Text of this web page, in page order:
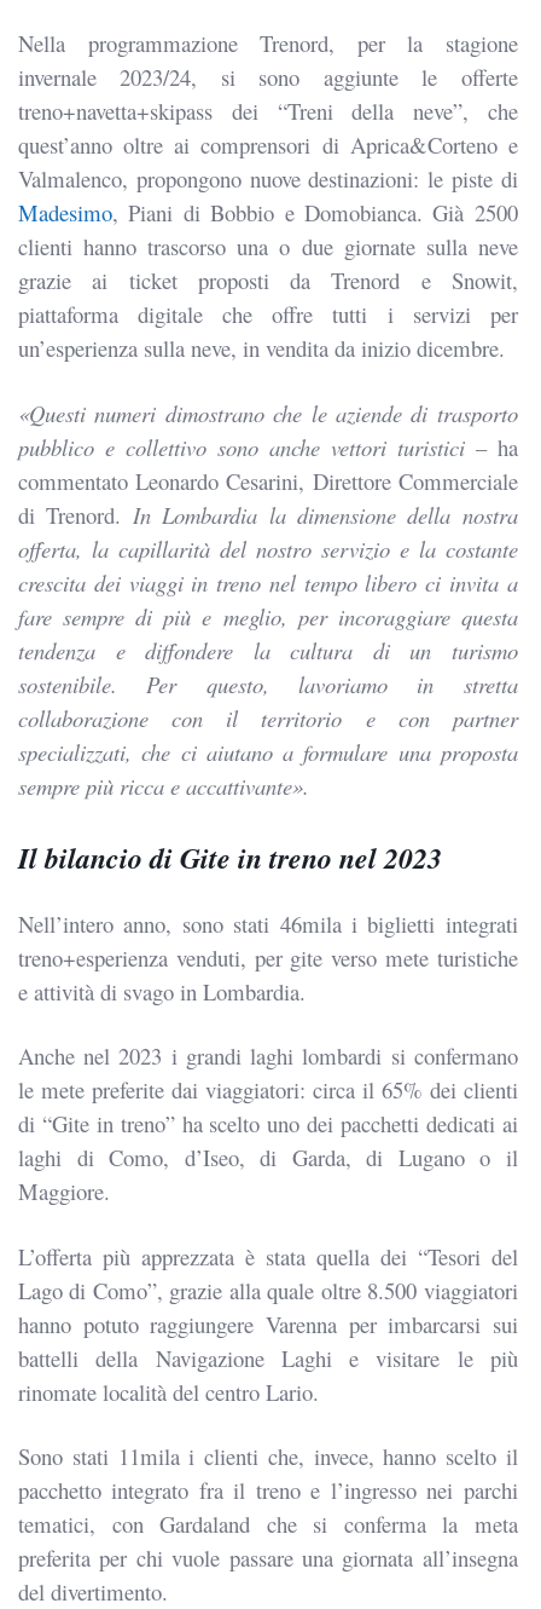
Nella programmazione Trenord, per la stagione
invernale 2023/24, si sono aggiunte le offerte
treno+navetta+skipass dei “Treni della neve”, che
quest’anno oltre ai comprensori di Aprica&Corteno e
Valmalenco, propongono nuove destinazioni: le piste di
Madesimo, Piani di Bobbio e Domobianca. Già 2500
clienti hanno trascorso una o due giornate sulla neve
grazie ai ticket proposti da Trenord e Snowit,
piattaforma digitale che offre tutti i servizi per
un’esperienza sulla neve, in vendita da inizio dicembre.
«Questi numeri dimostrano che le aziende di trasporto
pubblico e collettivo sono anche vettori turistici – ha
commentato Leonardo Cesarini, Direttore Commerciale
di Trenord. In Lombardia la dimensione della nostra
offerta, la capillarità del nostro servizio e la costante
crescita dei viaggi in treno nel tempo libero ci invita a
fare sempre di più e meglio, per incoraggiare questa
tendenza e diffondere la cultura di un turismo
sostenibile. Per questo, lavoriamo in stretta
collaborazione con il territorio e con partner
specializzati, che ci aiutano a formulare una proposta
sempre più ricca e accattivante».
Il bilancio di Gite in treno nel 2023
Nell’intero anno, sono stati 46mila i biglietti integrati
treno+esperienza venduti, per gite verso mete turistiche
e attività di svago in Lombardia.
Anche nel 2023 i grandi laghi lombardi si confermano
le mete preferite dai viaggiatori: circa il 65% dei clienti
di “Gite in treno” ha scelto uno dei pacchetti dedicati ai
laghi di Como, d’Iseo, di Garda, di Lugano o il
Maggiore.
L’offerta più apprezzata è stata quella dei “Tesori del
Lago di Como”, grazie alla quale oltre 8.500 viaggiatori
hanno potuto raggiungere Varenna per imbarcarsi sui
battelli della Navigazione Laghi e visitare le più
rinomate località del centro Lario.
Sono stati 11mila i clienti che, invece, hanno scelto il
pacchetto integrato fra il treno e l’ingresso nei parchi
tematici, con Gardaland che si conferma la meta
preferita per chi vuole passare una giornata all’insegna
del divertimento.